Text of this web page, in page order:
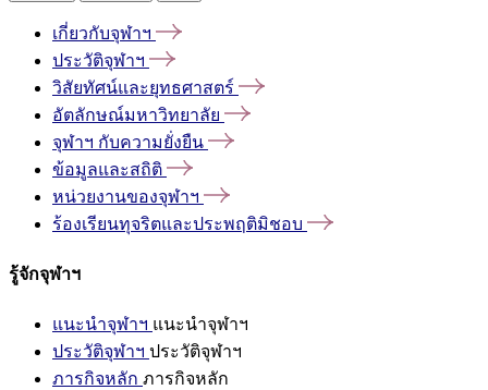
เกี่ยวกับจุฬาฯ
ประวัติจุฬาฯ
วิสัยทัศน์และยุทธศาสตร์
อัตลักษณ์มหาวิทยาลัย
จุฬาฯ กับความยั่งยืน
ข้อมูลและสถิติ
หน่วยงานของจุฬาฯ
ร้องเรียนทุจริตและประพฤติมิชอบ
รู้จักจุฬาฯ
แนะนำจุฬาฯ แนะนำจุฬาฯ
ประวัติจุฬาฯ ประวัติจุฬาฯ
ภารกิจหลัก ภารกิจหลัก